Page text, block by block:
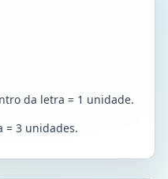
da letra = 1 unidade.
= 3 unidades.